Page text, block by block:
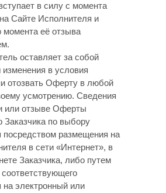
в силу с момента
Сайте Исполнителя и
момента её отзыва
оставляет за собой
изменения в условия
отозвать Оферту в любой
усмотрению. Сведения
или отзыве Оферты
Заказчика по выбору
посредством размещения на
в сети «Интернет», в
Заказчика, либо путем
на электронный или